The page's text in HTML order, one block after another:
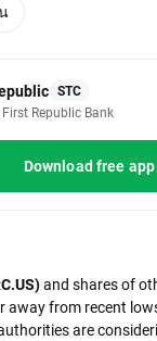
STC
First Republic Bank
Download free app
and shares of
away from recent
are